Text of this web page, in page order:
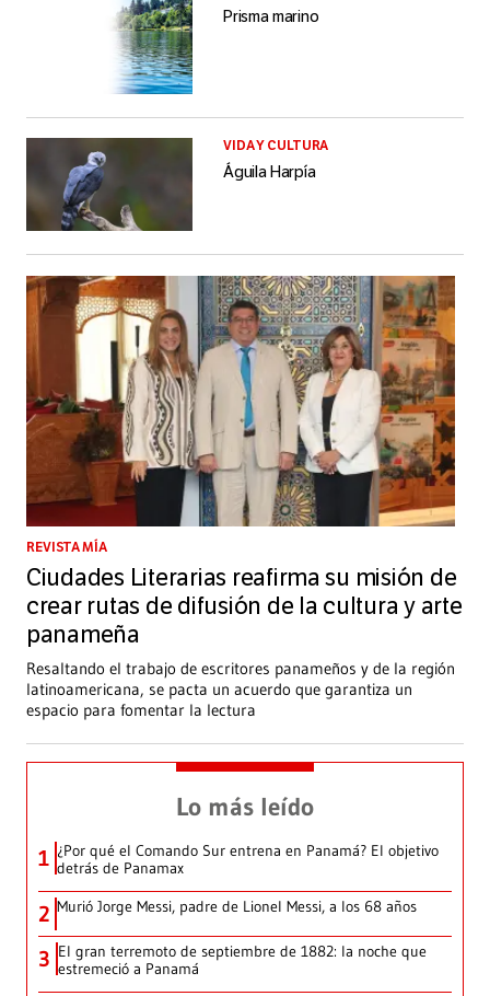
Prisma marino
VIDA Y CULTURA
Águila Harpía
REVISTA MÍA
Ciudades Literarias reafirma su misión de
crear rutas de difusión de la cultura y arte
panameña
Resaltando el trabajo de escritores panameños y de la región
latinoamericana, se pacta un acuerdo que garantiza un
espacio para fomentar la lectura
Lo más leído
1 ¿Por qué el Comando Sur entrena en Panamá? El objetivo
detrás de Panamax
2 Murió Jorge Messi, padre de Lionel Messi, a los 68 años
3 El gran terremoto de septiembre de 1882: la noche que
estremeció a Panamá